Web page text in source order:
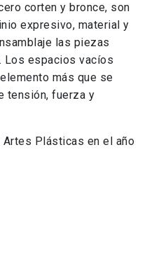
corten y bronce, son
expresivo, material y
las piezas
Los espacios vacíos
más que se
tensión, fuerza y
Plásticas en el año